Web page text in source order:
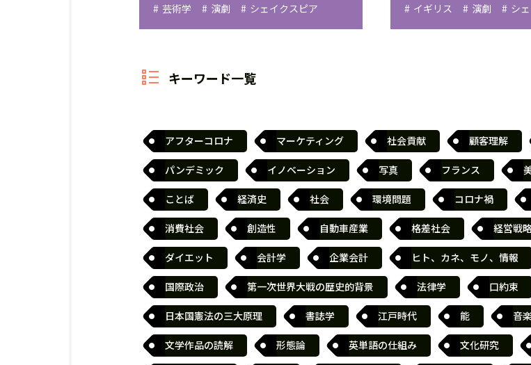
芸術学 演劇 シェイクスピア イギリス 演劇 シ
キーワード一覧
アフターコロナ マーケティング 社会貢献 顧客理解
パンデミック イノベーション 写真 フランス
ことば 経済史 社会 環境問題 コロナ禍
消費社会 創造性 自動車産業 格差社会 経営戦
ダイエット 会計学 企業会計 ヒト、カネ、モノ、情報
国際政治 第一次世界大戦の歴史的背景 法律学 口約束
日本国憲法の三大原理 書誌学 江戸時代 能 音
文学作品の読解 形態論 英単語の仕組み 文化研究